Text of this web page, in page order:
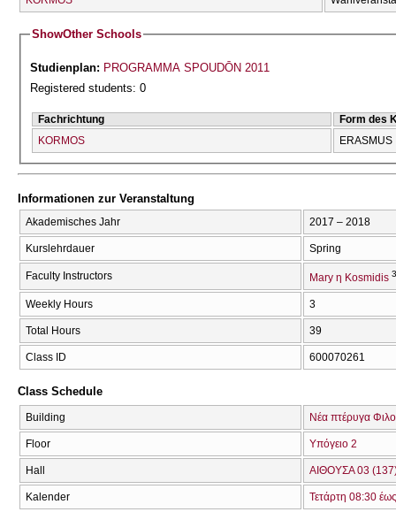
ShowOther Schools
Studienplan: PROGRAMMA SPOUDŌN 2011
Registered students: 0
Fachrichtung
Form des
KORMOS
ERASMUS
Informationen zur Veranstaltung
Akademisches Jahr 2017 – 2018
Kurslehrdauer Spring
Faculty Instructors Mary η Kosmidis
Weekly Hours 3
Total Hours 39
Class ID 600070261
Class Schedule
Building Νέα πτέρυγα
Floor Υπόγειο 2
Hall ΑΙΘΟΥΣΑ 03
Kalender Τετάρτη 08:30